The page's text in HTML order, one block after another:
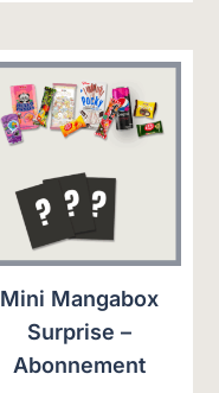
Mini Mangabox
Surprise –
Abonnement